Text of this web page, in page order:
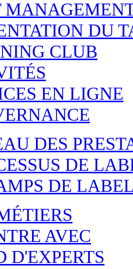
DU
CLUB
EN LIGNE
DES
DE
DE
AVEC
D'EXPERTS